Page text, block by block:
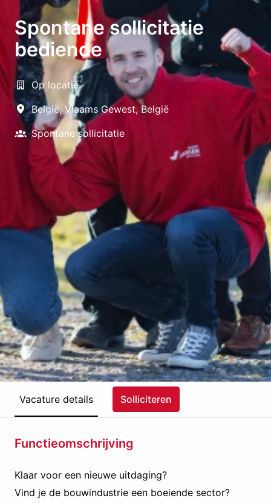
Spontane sollicitatie
bediende
Op locatie
België, Vlaams Gewest, België
Spontane sollicitatie
Vacature details Solliciteren
Functieomschrijving
Klaar voor een nieuwe uitdaging?
Vind je de bouwindustrie een boeiende sector?